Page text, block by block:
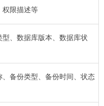
权限描述等
、数据库版本、数据库状
备份类型、备份时间、状态